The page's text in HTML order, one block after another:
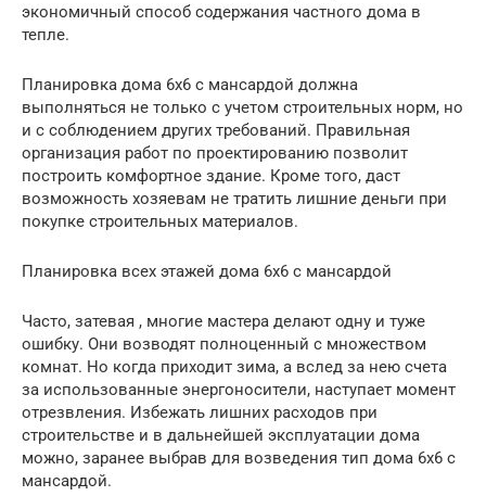
экономичный способ содержания частного дома в
тепле.
Планировка дома 6х6 с мансардой должна
выполняться не только с учетом строительных норм, но
и с соблюдением других требований. Правильная
организация работ по проектированию позволит
построить комфортное здание. Кроме того, даст
возможность хозяевам не тратить лишние деньги при
покупке строительных материалов.
Планировка всех этажей дома 6х6 с мансардой
Часто, затевая , многие мастера делают одну и туже
ошибку. Они возводят полноценный с множеством
комнат. Но когда приходит зима, а вслед за нею счета
за использованные энергоносители, наступает момент
отрезвления. Избежать лишних расходов при
строительстве и в дальнейшей эксплуатации дома
можно, заранее выбрав для возведения тип дома 6х6 с
мансардой.